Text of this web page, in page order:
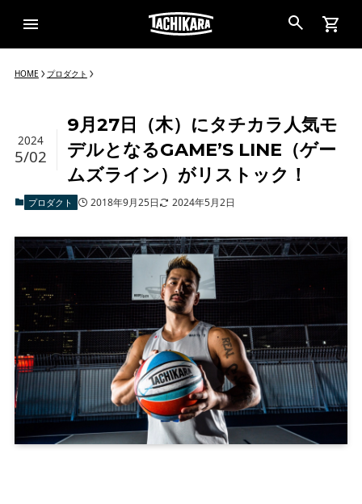
HOME プロダクト
9月27日（木）にタチカラ人気モ
デルとなるGAME’S LINE（ゲー
ムズライン）がリストック！
2024
5/02
プロダクト 2018年9月25日 2024年5月2日